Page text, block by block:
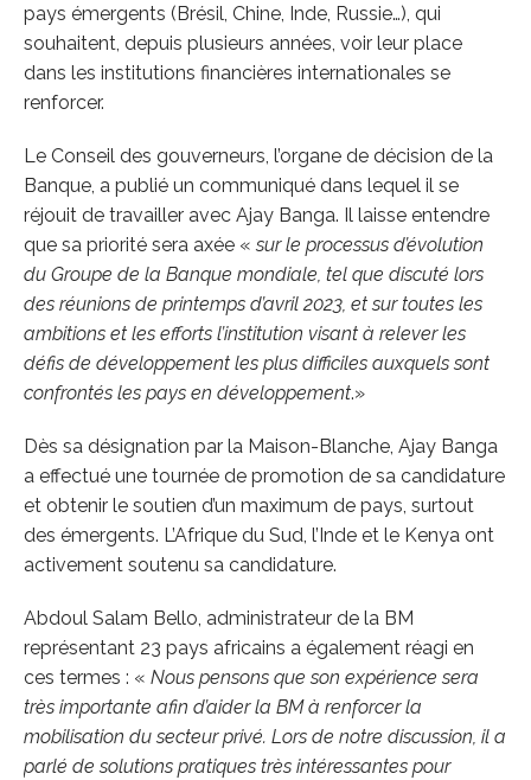
pays émergents (Brésil, Chine, Inde, Russie…), qui
souhaitent, depuis plusieurs années, voir leur place
dans les institutions financières internationales se
renforcer.
Le Conseil des gouverneurs, l’organe de décision de la
Banque, a publié un communiqué dans lequel il se
réjouit de travailler avec Ajay Banga. Il laisse entendre
que sa priorité sera axée « sur le processus d’évolution
du Groupe de la Banque mondiale, tel que discuté lors
des réunions de printemps d’avril 2023, et sur toutes les
ambitions et les efforts l’institution visant à relever les
défis de développement les plus difficiles auxquels sont
confrontés les pays en développement.»
Dès sa désignation par la Maison-Blanche, Ajay Banga
a effectué une tournée de promotion de sa candidature
et obtenir le soutien d’un maximum de pays, surtout
des émergents. L’Afrique du Sud, l’Inde et le Kenya ont
activement soutenu sa candidature.
Abdoul Salam Bello, administrateur de la BM
représentant 23 pays africains a également réagi en
ces termes : « Nous pensons que son expérience sera
très importante afin d’aider la BM à renforcer la
mobilisation du secteur privé. Lors de notre discussion, il a
parlé de solutions pratiques très intéressantes pour